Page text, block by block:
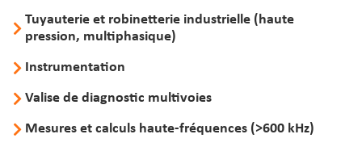
Tuyauterie et robinetterie industrielle (haute
pression, multiphasique)
Instrumentation
Valise de diagnostic multivoies
Mesures et calculs haute-fréquences (>600 kHz)